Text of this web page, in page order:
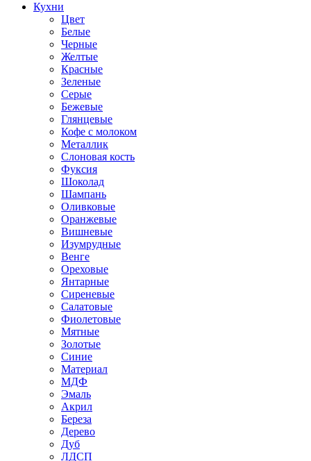
Кухни
Цвет
Белые
Черные
Желтые
Красные
Зеленые
Серые
Бежевые
Глянцевые
Кофе с молоком
Металлик
Слоновая кость
Фуксия
Шоколад
Шампань
Оливковые
Оранжевые
Вишневые
Изумрудные
Венге
Ореховые
Янтарные
Сиреневые
Салатовые
Фиолетовые
Мятные
Золотые
Синие
Материал
МДФ
Эмаль
Акрил
Береза
Дерево
Дуб
ЛДСП